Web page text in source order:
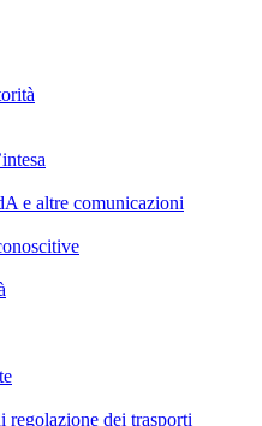
e altre comunicazioni
regolazione dei trasporti